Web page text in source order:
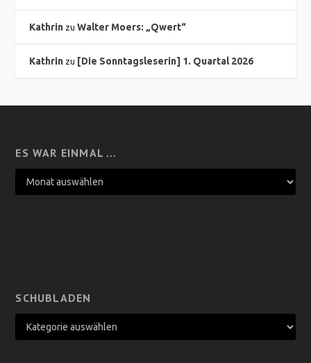
Kathrin zuWalter Moers: „Qwert“
Kathrin zu [Die Sonntagsleserin] 1. Quartal 2026
ES WAR EINMAL …
SCHUBLADEN